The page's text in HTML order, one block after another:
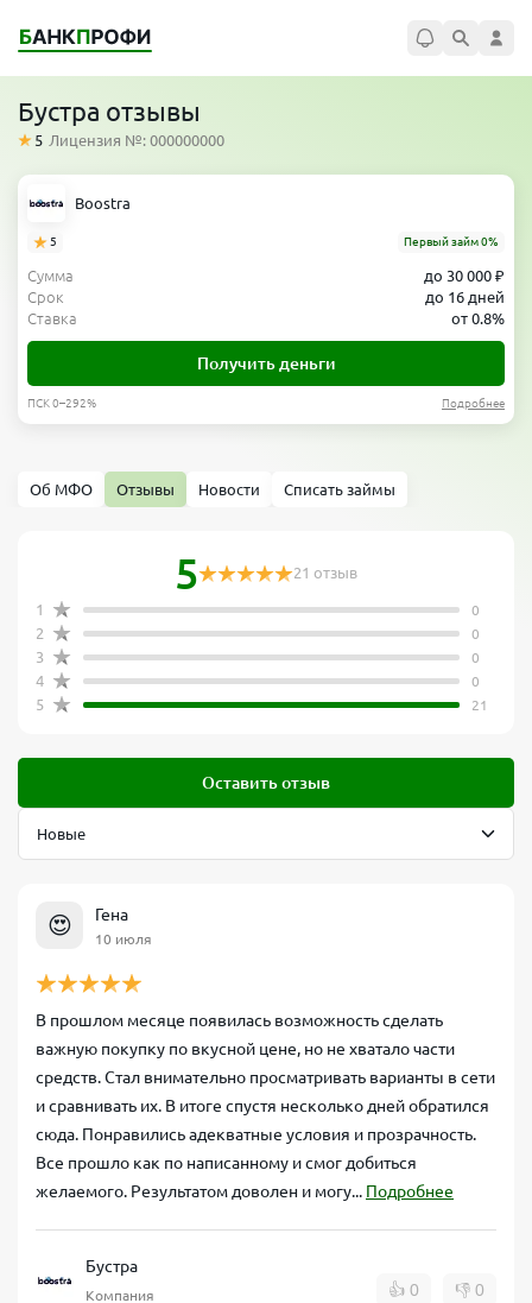
Бустра отзывы
5 Лицензия №: 000000000
Boostra
5 Первый займ 0%
Сумма
до 30 000 ₽
Срок
до 16 дней
Ставка
от 0.8%
Получить деньги
ПСК 0–292% Подробнее
Об МФО Отзывы Новости Списать займы
5 21 отзыв
1 0
2 0
3 0
4 0
5 21
Оставить отзыв
😍 Гена
10 июля
В прошлом месяце появилась возможность сделать
важную покупку по вкусной цене, но не хватало части
средств. Стал внимательно просматривать варианты в сети
и сравнивать их. В итоге спустя несколько дней обратился
сюда. Понравились адекватные условия и прозрачность.
Все прошло как по написанному и смог добиться
желаемого. Результатом доволен и могу... Подробнее
Бустра
Компания 👍 0 👎 0